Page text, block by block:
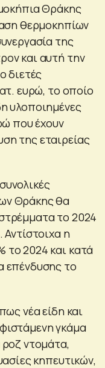
Θράκης
θερμοκηπίων
της
και αυτή την
διετές
ευρώ, το οποίο
υλοποιημένες
που έχουν
της εταιρείας
Θράκης θα
το 2024
η
το 2024 και κατά
επένδυσης το
νέα είδη και
γκάμα
ροζ ντομάτα,
κηπευτικών,